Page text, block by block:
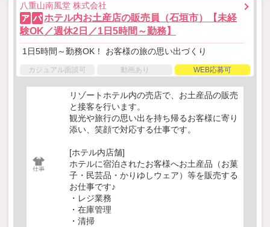
八重山南風堂 株式会社
ア パ ホテル内お土産店の販売員（石垣市）【未経
験OK／週休2日／1日5時間～勤務】
1日5時間～勤務OK！ お客様の旅の思い出づくり
カジュアル面談可 動画あり WEB応募可
リゾートホテル内の売店で、お土産品の販売
と接客を行います。
観光や旅行の思い出を持ち帰るお客様に寄り
添い、笑顔で対応する仕事です。
[ホテル内店舗]
ホテルに宿泊されたお客様へお土産品（お菓
子・民芸品・かりゆしウェア）等を販売する
お仕事です♪
・レジ業務
・在庫管理
・清掃